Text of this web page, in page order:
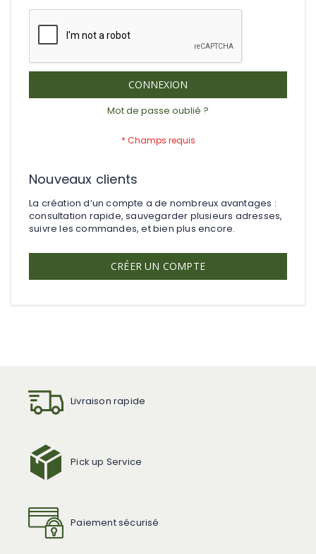
CONNEXION
Mot de passe oublié ?
Nouveaux clients
La création d’un compte a de nombreux avantages :
consultation rapide, sauvegarder plusieurs adresses,
suivre les commandes, et bien plus encore.
CRÉER UN COMPTE
Livraison rapide
Pick up Service
Paiement sécurisé